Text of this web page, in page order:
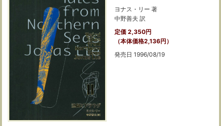
ヨナス・リー 著
中野善夫 訳
定価 2,350円
（本体価格2,136円）
発売日 1996/08/19